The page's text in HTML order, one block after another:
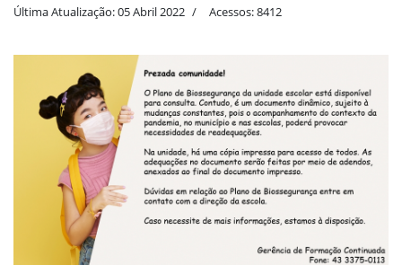
Última Atualização: 05 Abril 2022 Acessos: 8412